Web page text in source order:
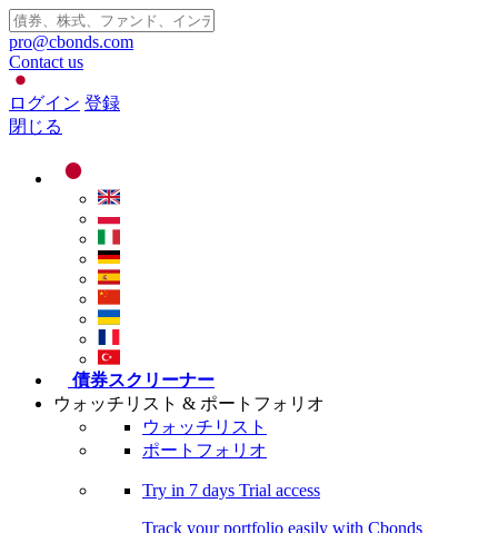
pro@cbonds.com
Contact us
ログイン 登録
閉じる
債券スクリーナー
ウォッチリスト & ポートフォリオ
ウォッチリスト
ポートフォリオ
Try in 7 days Trial access
Track your portfolio easily with Cbonds